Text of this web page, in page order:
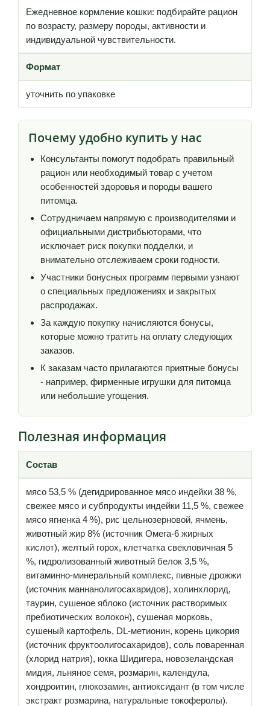
Ежедневное кормление кошки: подбирайте рацион
по возрасту, размеру породы, активности и
индивидуальной чувствительности.
Формат
уточнить по упаковке
Почему удобно купить у нас
Консультанты помогут подобрать правильный
рацион или необходимый товар с учетом
особенностей здоровья и породы вашего
питомца.
Сотрудничаем напрямую с производителями и
официальными дистрибьюторами, что
исключает риск покупки подделки, и
внимательно отслеживаем сроки годности.
Участники бонусных программ первыми узнают
о специальных предложениях и закрытых
распродажах.
За каждую покупку начисляются бонусы,
которые можно тратить на оплату следующих
заказов.
К заказам часто прилагаются приятные бонусы
- например, фирменные игрушки для питомца
или небольшие угощения.
Полезная информация
Состав
мясо 53,5 % (дегидрированное мясо индейки 38 %,
свежее мясо и субпродукты индейки 11,5 %, свежее
мясо ягненка 4 %), рис цельнозерновой, ячмень,
животный жир 8% (источник Омега-6 жирных
кислот), желтый горох, клетчатка свекловичная 5
%, гидролизованный животный белок 3,5 %,
витаминно-минеральный комплекс, пивные дрожжи
(источник маннанолигосахаридов), холинхлорид,
таурин, сушеное яблоко (источник растворимых
пребиотических волокон), сушеная морковь,
сушеный картофель, DL-метионин, корень цикория
(источник фруктоолигосахаридов), соль поваренная
(хлорид натрия), юкка Шидигера, новозеландская
мидия, льняное семя, розмарин, календула,
хондроитин, глюкозамин, антиоксидант (в том числе
экстракт розмарина, натуральные токоферолы).